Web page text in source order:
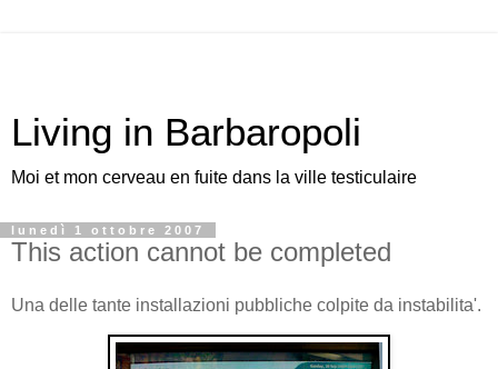
Living in Barbaropoli
Moi et mon cerveau en fuite dans la ville testiculaire
lunedì 1 ottobre 2007
This action cannot be completed
Una delle tante installazioni pubbliche colpite da instabilita'.